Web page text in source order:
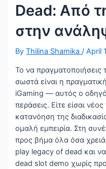
Dead: Από
στην
ByThilina Shamika/April
Το να
σωστά είναι η
iGaming — αυτός ο
περάσεις. Είτε είσαι
κατανόηση της
ομαλή εμπειρία. Στη
προς βήμα όλα όσα
play legacy of dead και
dead slot demo χωρίς